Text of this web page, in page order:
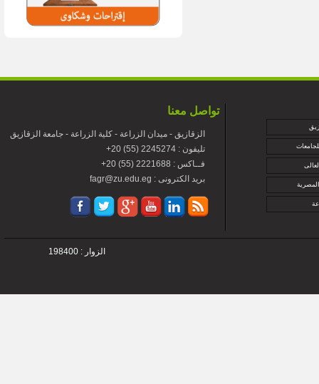
تواصل معنا
الزقازيق - ميدان الزراعة - كلية الزراعة - جامعة الزقازيق
+تليفون : 2245274 (55) 20
+فــاكس : 2221688 (55) 20
fagr@zu.edu.eg : بريد الكترونى
الزوار : 198400